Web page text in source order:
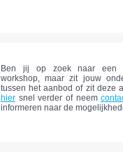
Ben jij op zoek naar een
workshop, maar zit jouw
tussen het aanbod of zit deze
hier snel verder of neem
informeren naar de